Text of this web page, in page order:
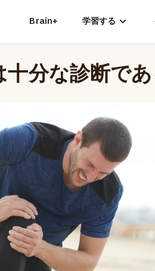
Brain+ 学習する
十分な診断で